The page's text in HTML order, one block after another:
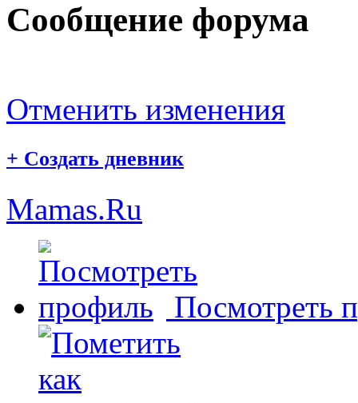
Сообщение форума
Отменить изменения
+ Создать дневник
Mamas.Ru
Посмотреть